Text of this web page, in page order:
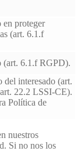
en proteger
(art. 6.1.f
(art. 6.1.f RGPD).
del interesado (art.
22.2 LSSI-CE).
Política de
nuestros
Si no nos los